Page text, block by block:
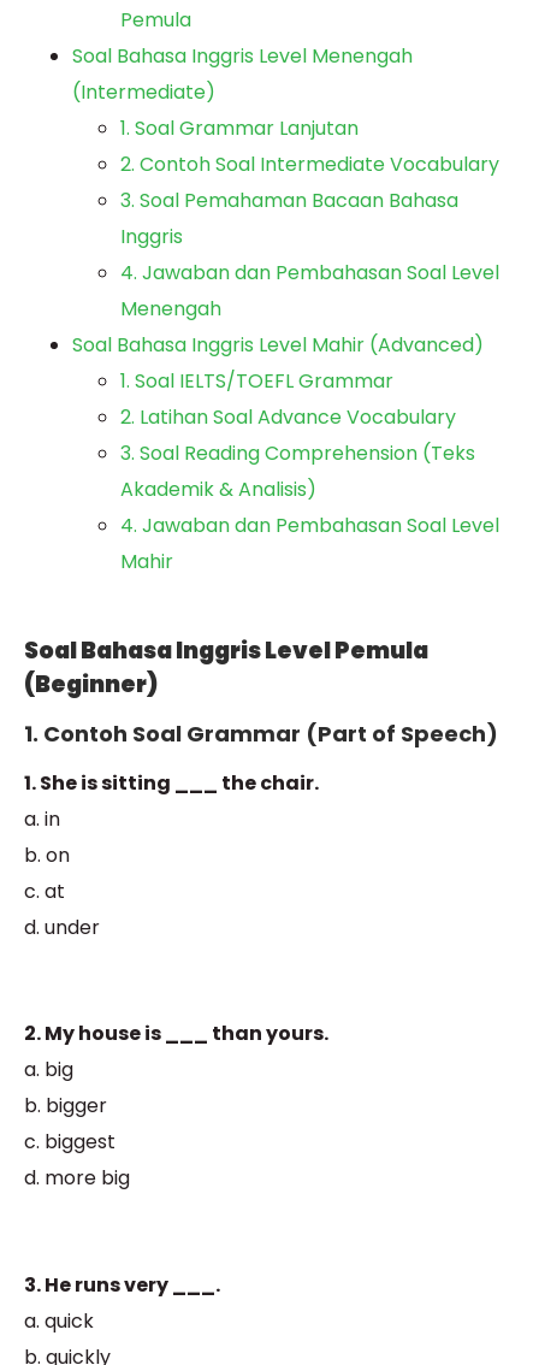
Pemula
Soal Bahasa Inggris Level Menengah
(Intermediate)
1. Soal Grammar Lanjutan
2. Contoh Soal Intermediate Vocabulary
3. Soal Pemahaman Bacaan Bahasa
Inggris
4. Jawaban dan Pembahasan Soal Level
Menengah
Soal Bahasa Inggris Level Mahir (Advanced)
1. Soal IELTS/TOEFL Grammar
2. Latihan Soal Advance Vocabulary
3. Soal Reading Comprehension (Teks
Akademik & Analisis)
4. Jawaban dan Pembahasan Soal Level
Mahir
Soal Bahasa Inggris Level Pemula
(Beginner)
1. Contoh Soal Grammar (Part of Speech)
1. She is sitting ___ the chair.
a. in
b. on
c. at
d. under
2. My house is ___ than yours.
a. big
b. bigger
c. biggest
d. more big
3. He runs very ___.
a. quick
b. quickly